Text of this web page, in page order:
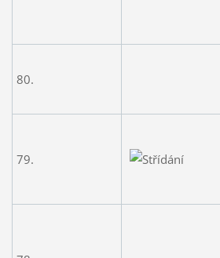
80.
79.